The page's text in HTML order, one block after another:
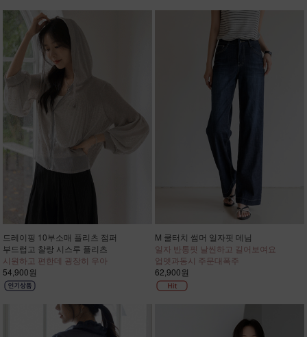
드레이핑 10부소매 플리츠 점퍼
부드럽고 찰랑 시스루 플리츠
시원하고 편한데 굉장히 우아
54,900원
M 쿨터치 썸머 일자핏 데님
일자 반통핏 날씬하고 길어보여요
업뎃과동시 주문대폭주
62,900원